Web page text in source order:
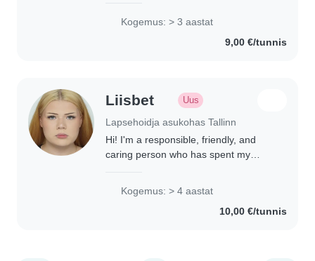
kogemust kõikides vanustes lastega.
Kogemus: > 3 aastat
9,00 €/tunnis
Liisbet Uus
Lapsehoidja asukohas Tallinn
Hi! I'm a responsible, friendly, and
caring person who has spent my
experience has taught me patience,
Kogemus: > 4 aastat
10,00 €/tunnis